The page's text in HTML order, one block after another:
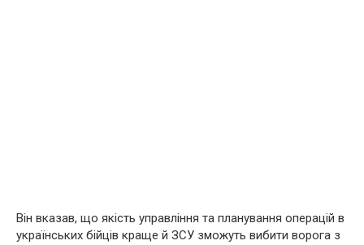
Він вказав, що якість управління та планування операцій в
українських бійців краще й ЗСУ зможуть вибити ворога з